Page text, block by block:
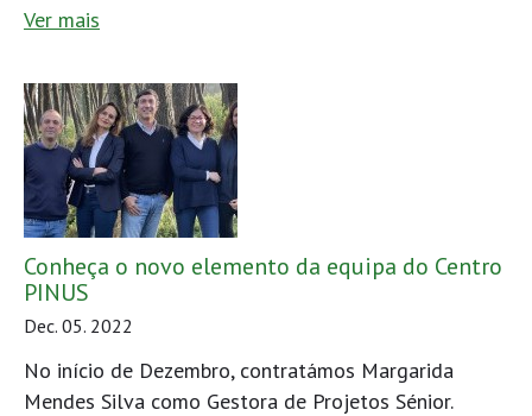
Ver mais
Conheça o novo elemento da equipa do Centro
PINUS
Dec. 05. 2022
No início de Dezembro, contratámos Margarida
Mendes Silva como Gestora de Projetos Sénior.